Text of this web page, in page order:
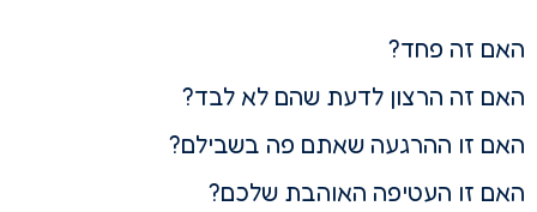
האם זה פחד?
האם זה הרצון לדעת שהם לא לבד?
האם זו ההרגעה שאתם פה בשבילם?
האם זו העטיפה האוהבת שלכם?